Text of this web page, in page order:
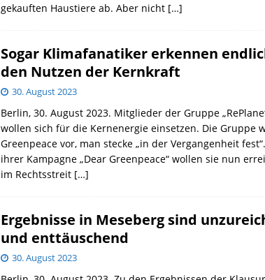
gekauften Haustiere ab. Aber nicht […]
Sogar Klimafanatiker erkennen
den Nutzen der Kernkraft
30. August 2023
Berlin, 30. August 2023. Mitglieder der Gruppe
wollen sich für die Kernenergie einsetzen. Die Gruppe
Greenpeace vor, man stecke „in der Vergangenheit
ihrer Kampagne „Dear Greenpeace“ wollen sie nun
im Rechtsstreit […]
Ergebnisse in Meseberg sind
und enttäuschend
30. August 2023